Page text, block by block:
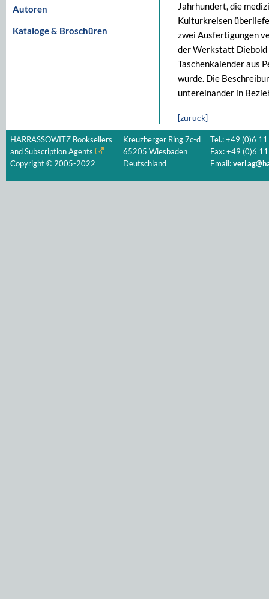
Autoren
Kataloge & Broschüren
Jahrhundert, die
Kulturkreisen
zwei Ausfertigungen
der Werkstatt Diebold
Taschenkalender aus
wurde. Die
untereinander in
[zurück]
HARRASSOWITZ Booksellers
and Subscription Agents
Copyright © 2005-2022
Kreuzberger Ring 7c-d
65205 Wiesbaden
Deutschland
Tel.: +49 (0)6
Fax: +49 (0)6
Email: